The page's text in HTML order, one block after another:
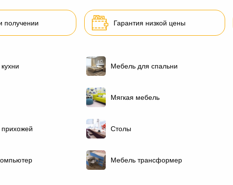
получении Гарантия низкой цены
Мебель для спальни
Мягкая мебель
Столы
Мебель трансформер